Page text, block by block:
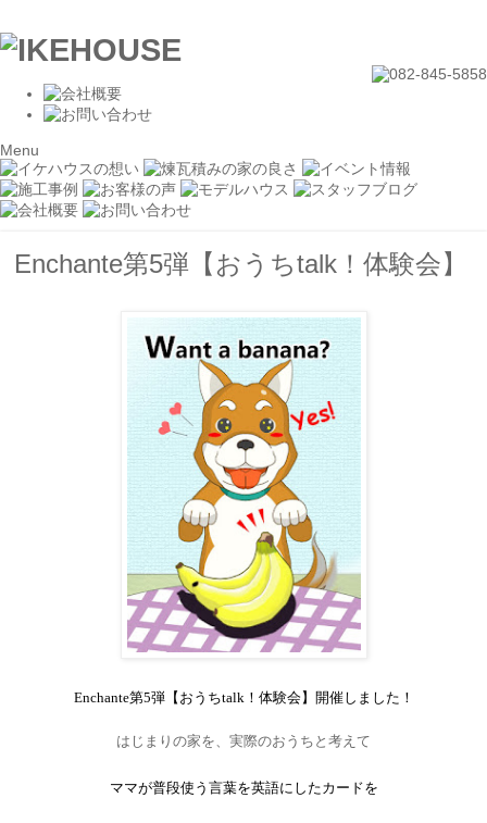
Menu
Enchante第5弾【おうちtalk！体験会】
Enchante第5弾【おうちtalk ！体験会】開催しました！
はじまりの家を、実際のおうちと考えて
ママが普段使う言葉を英語にしたカードを